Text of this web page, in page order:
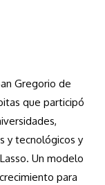
Gregorio de
que participó
y tecnológicos y
Un modelo
para